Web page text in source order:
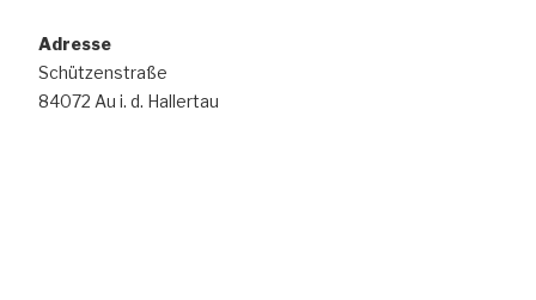
Adresse
Schützenstraße
84072 Au i. d. Hallertau